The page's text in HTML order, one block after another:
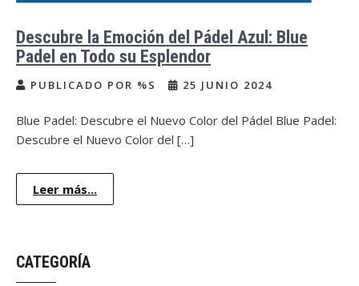
Descubre la Emoción del Pádel Azul: Blue
Padel en Todo su Esplendor
PUBLICADO POR %S 25 JUNIO 2024
Blue Padel: Descubre el Nuevo Color del Pádel Blue Padel:
Descubre el Nuevo Color del […]
Leer más...
CATEGORÍA